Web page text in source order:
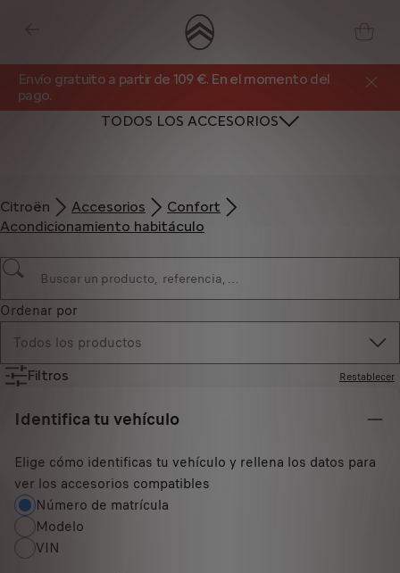
Envío gratuito a partir de 109 €. En el momento del
pago.
TODOS LOS ACCESORIOS
Citroën Accesorios
Confort
Acondicionamiento habitáculo
Ordenar por
Todos los productos
Filtros Restablecer
Identifica tu vehículo
Elige cómo identificas tu vehículo y rellena los datos para
ver los accesorios compatibles
Número de matrícula
Modelo
VIN